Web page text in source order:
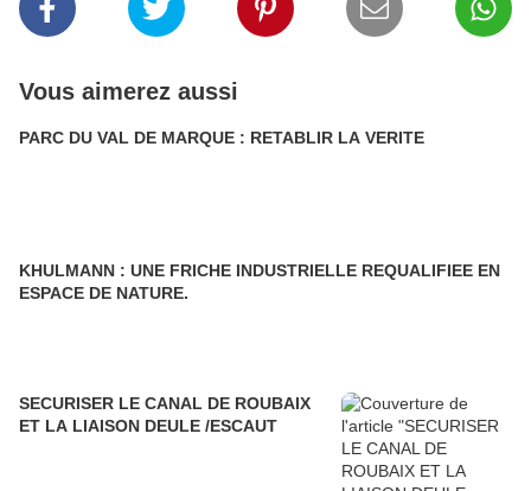
Vous aimerez aussi
PARC DU VAL DE MARQUE : RETABLIR LA VERITE
KHULMANN : UNE FRICHE INDUSTRIELLE REQUALIFIEE EN
ESPACE DE NATURE.
SECURISER LE CANAL DE ROUBAIX
ET LA LIAISON DEULE /ESCAUT